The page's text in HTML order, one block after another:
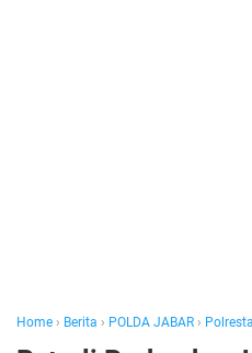
Home › Berita › POLDA JABAR ›